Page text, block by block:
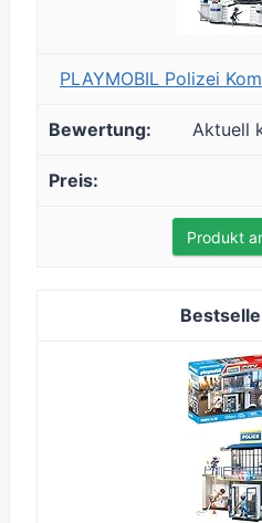
PLAYMOBIL Polizei
Aktuell
Produkt